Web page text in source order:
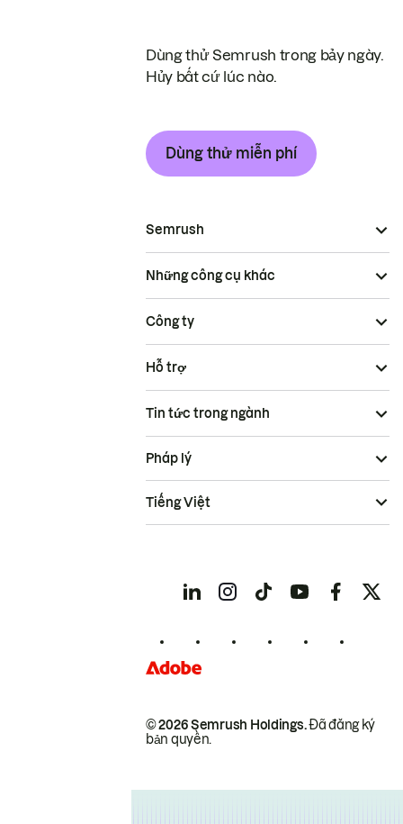
Dùng thử Semrush trong bảy ngày.
Hủy bất cứ lúc nào.
Dùng thử miễn phí
Semrush
Những công cụ khác
Công ty
Hỗ trợ
Tin tức trong ngành
© 2026 Semrush Holdings.Đã đăng ký
bản quyền.
Pháp lý
Tiếng Việt